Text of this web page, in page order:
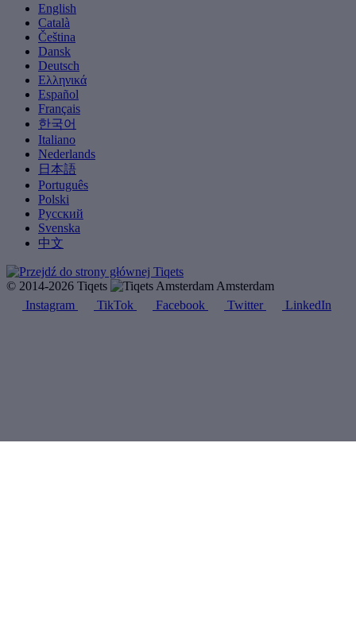
English
Català
Čeština
Dansk
Deutsch
Ελληνικά
Español
Français
한국어
Italiano
Nederlands
日本語
Português
Polski
Русский
Svenska
中文
© 2014-2026 Tiqets
Amsterdam
Instagram
TikTok Facebook Twitter LinkedIn